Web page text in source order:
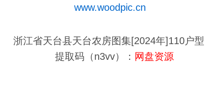
浙江省天台县天台农房图集[2024年]110户型
提取码（n3vv）： 网盘资源